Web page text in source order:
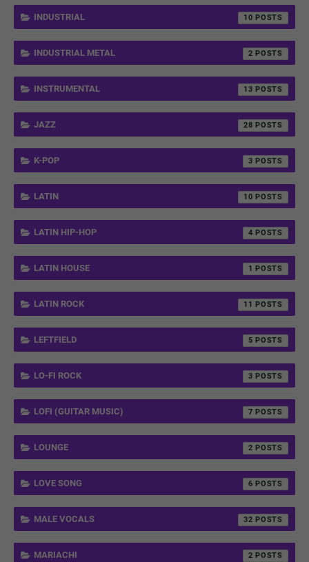
INDUSTRIAL 10
INDUSTRIAL METAL 2
INSTRUMENTAL 13
JAZZ 28
K-POP 3
LATIN 10
LATIN HIP-HOP 4
LATIN HOUSE 1
LATIN ROCK 11
LEFTFIELD 5
LO-FI ROCK 3
LOFI (GUITAR MUSIC) 7
LOUNGE 2
LOVE SONG 6
MALE VOCALS 32
MARIACHI 2